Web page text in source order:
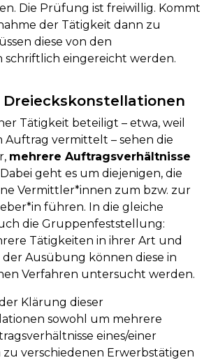
Die Prüfung ist freiwillig. Kommt
der Tätigkeit dann zu
diese von den
schriftlich eingereicht werden.
Dreieckskonstellationen
Tätigkeit beteiligt – etwa, weil
Auftrag vermittelt – sehen die
mehrere Auftragsverhältnisse
Dabei geht es um diejenigen, die
Vermittler*innen zum bzw. zur
führen. In die gleiche
die Gruppenfeststellung:
Tätigkeiten in ihrer Art und
Ausübung können diese in
Verfahren untersucht werden.
Klärung dieser
sowohl um mehrere
eines/einer
verschiedenen Erwerbstätigen